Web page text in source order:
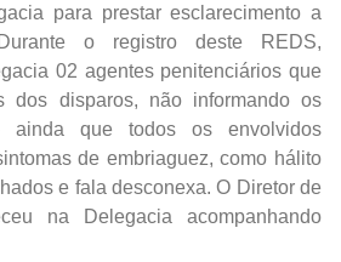
para prestar esclarecimento a
o registro deste REDS,
02 agentes penitenciários que
dos disparos, não informando os
ainda que todos os envolvidos
de embriaguez, como hálito
e fala desconexa. O Diretor de
na Delegacia acompanhando